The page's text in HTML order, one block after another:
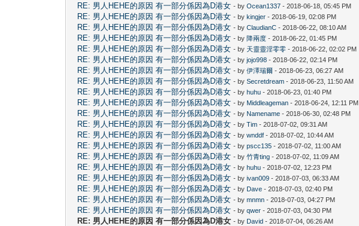
RE: 男人HEHE的原因 有一部分係因為D港女 - byOcean1337 - 2018-06-18, 05:45 PM
RE: 男人HEHE的原因 有一部分係因為D港女 - bykingjer - 2018-06-19, 02:08 PM
RE: 男人HEHE的原因 有一部分係因為D港女 - byClaudianC - 2018-06-22, 08:10 AM
RE: 男人HEHE的原因 有一部分係因為D港女 - by降兩度 - 2018-06-22, 01:45 PM
RE: 男人HEHE的原因 有一部分係因為D港女 - by 天靈靈淫零零 - 2018-06-22, 02:02 PM
RE: 男人HEHE的原因 有一部分係因為D港女 - byjojo998 - 2018-06-22, 02:14 PM
RE: 男人HEHE的原因 有一部分係因為D港女 - by伊澤瑞爾 - 2018-06-23, 06:27 AM
RE: 男人HEHE的原因 有一部分係因為D港女 - bySecretdream - 2018-06-23, 11:50 AM
RE: 男人HEHE的原因 有一部分係因為D港女 - byhuhu - 2018-06-23, 01:40 PM
RE: 男人HEHE的原因 有一部分係因為D港女 - by Middleageman - 2018-06-24, 12:11 PM
RE: 男人HEHE的原因 有一部分係因為D港女 - by Namename - 2018-06-30, 02:48 PM
RE: 男人HEHE的原因 有一部分係因為D港女 - byTim - 2018-07-02, 09:31 AM
RE: 男人HEHE的原因 有一部分係因為D港女 - bywnddf - 2018-07-02, 10:44 AM
RE: 男人HEHE的原因 有一部分係因為D港女 - bypscc135 - 2018-07-02, 11:00 AM
RE: 男人HEHE的原因 有一部分係因為D港女 - by竹青ting - 2018-07-02, 11:09 AM
RE: 男人HEHE的原因 有一部分係因為D港女 - byhuhu - 2018-07-02, 12:23 PM
RE: 男人HEHE的原因 有一部分係因為D港女 - byivan009 - 2018-07-03, 06:33 AM
RE: 男人HEHE的原因 有一部分係因為D港女 - by Dave - 2018-07-03, 02:40 PM
RE: 男人HEHE的原因 有一部分係因為D港女 - bymnmn - 2018-07-03, 04:27 PM
RE: 男人HEHE的原因 有一部分係因為D港女 - byqwer - 2018-07-03, 04:30 PM
RE: 男人HEHE的原因 有一部分係因為D港女 - by David - 2018-07-04, 06:26 AM